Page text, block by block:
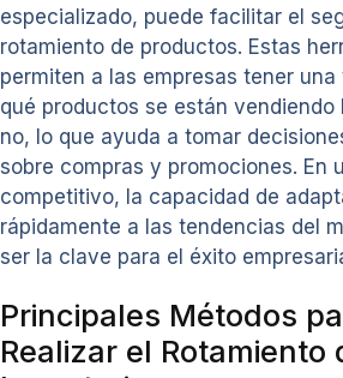
especializado, puede facilitar el
rotamiento de productos. Estas
permiten a las empresas tener
qué productos se están vendiendo
no, lo que ayuda a tomar
sobre compras y promociones. En
competitivo, la capacidad de
rápidamente a las tendencias del
ser la clave para el éxito
Principales Métodos
Realizar el Rotamiento